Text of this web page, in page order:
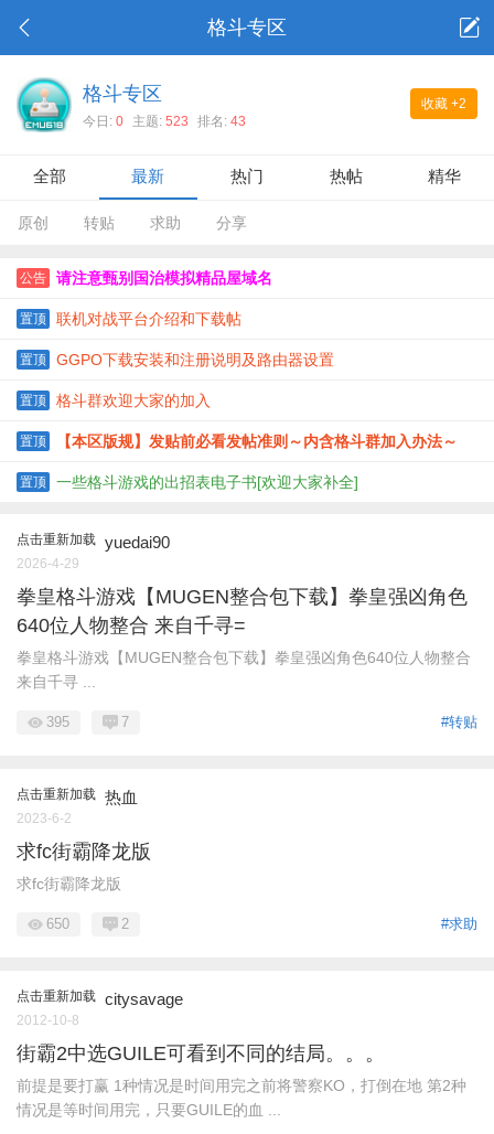
格斗专区
收藏 +2
格斗专区
今日: 0 主题: 523 排名: 43
全部 最新 热门 热帖 精华
原创 转贴 求助 分享
公告 请注意甄别国治模拟精品屋域名
置顶 联机对战平台介绍和下载帖
置顶 GGPO下载安装和注册说明及路由器设置
置顶 格斗群欢迎大家的加入
置顶 【本区版规】发贴前必看发帖准则～内含格斗群加入办法～
置顶 一些格斗游戏的出招表电子书[欢迎大家补全]
点击重新加载 yuedai90
2026-4-29
拳皇格斗游戏【MUGEN整合包下载】拳皇强凶角色
640位人物整合 来自千寻=
拳皇格斗游戏【MUGEN整合包下载】拳皇强凶角色640位人物整合
来自千寻 ...
#转贴
395 7
点击重新加载 热血
2023-6-2
求fc街霸降龙版
求fc街霸降龙版
#求助
650 2
点击重新加载 citysavage
2012-10-8
街霸2中选GUILE可看到不同的结局。。。
前提是要打赢 1种情况是时间用完之前将警察KO，打倒在地 第2种
情况是等时间用完，只要GUILE的血 ...